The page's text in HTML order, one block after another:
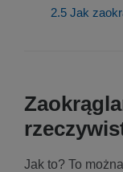
2.5Jak
Jak to? To